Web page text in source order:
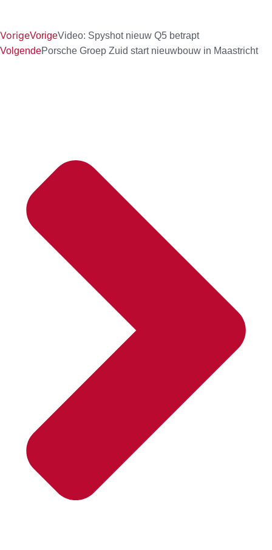
VorigeVorigeVideo: Spyshot nieuw Q5 betrapt
VolgendePorsche Groep Zuid start nieuwbouw in Maastricht